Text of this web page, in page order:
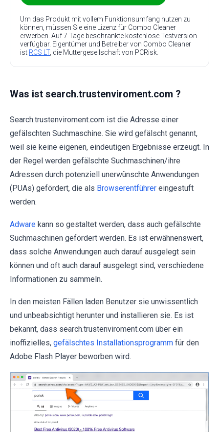
Um das Produkt mit vollem Funktionsumfang nutzen zu
können, müssen Sie eine Lizenz für Combo Cleaner
erwerben. Auf 7 Tage beschränkte kostenlose Testversion
verfügbar. Eigentümer und Betreiber von Combo Cleaner
ist RCS LT, die Muttergesellschaft von PCRisk.
Was ist search.trustenviroment.com ?
Search.trustenviroment.com ist die Adresse einer
gefälschten Suchmaschine. Sie wird gefälscht genannt,
weil sie keine eigenen, eindeutigen Ergebnisse erzeugt. In
der Regel werden gefälschte Suchmaschinen/ihre
Adressen durch potenziell unerwünschte Anwendungen
(PUAs) gefördert, die als Browserentführer eingestuft
werden.
Adware kann so gestaltet werden, dass auch gefälschte
Suchmaschinen gefördert werden. Es ist erwähnenswert,
dass solche Anwendungen auch darauf ausgelegt sein
können und oft auch darauf ausgelegt sind, verschiedene
Informationen zu sammeln.
In den meisten Fällen laden Benutzer sie unwissentlich
und unbeabsichtigt herunter und installieren sie. Es ist
bekannt, dass search.trustenviroment.com über ein
inoffizielles, gefälschtes Installationsprogramm für den
Adobe Flash Player beworben wird.